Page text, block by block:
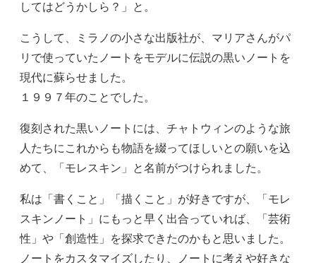
してはどうかしら？」と。
こうして、ミラノの小さな出版社が、マリアさんがパ
リで使っていたノートをモデルに伝説の黒いノートを
現代に蘇らせました。
１９９７年のことでした。
復刻された黒いノートには、チャトウィンのような旅
人たちにこれからも物語を綴ってほしいとの願いを込
めて、「モレスキン」と名前がつけられました。
私は「書くこと」「描くこと」が好きですが、「モレ
スキンノート」にもっと早く出合っていれば、「芸術
性」や「創造性」を探求できたのかもと思いました。
ノートをカスタマイズしたり、ノートに考えや好きな